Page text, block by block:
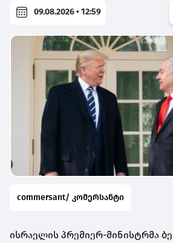
09.08.2026 • 12:59
commersant/ კომერსანტი
ისრაელის პრემიერ-მინისტრმა